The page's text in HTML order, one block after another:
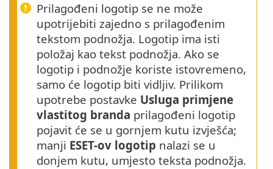
Prilagođeni logotip se ne može
upotrijebiti zajedno s prilagođenim
tekstom podnožja. Logotip ima isti
položaj kao tekst podnožja. Ako se
logotip i podnožje koriste istovremeno,
samo će logotip biti vidljiv. Prilikom
upotrebe postavke Usluga primjene
vlastitog branda prilagođeni logotip
pojavit će se u gornjem kutu izvješća;
manji ESET-ov logotip nalazi se u
donjem kutu, umjesto teksta podnožja.